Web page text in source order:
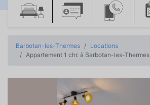
Barbotan-les-Thermes
Locations
Appartement 1 chr. à Barbotan-les-Thermes